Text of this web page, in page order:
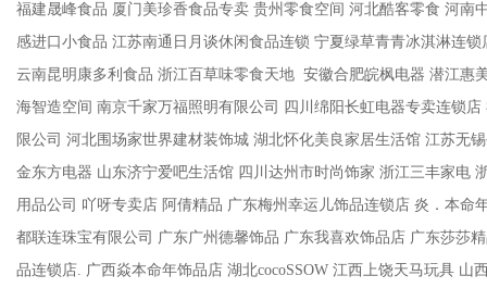
福建晟峰食品 厦门美珍香食品专卖 贵州零食空间 河北酷客零食 河南
感进口小食品 江苏南通日月谈休闲食品连锁 宁夏绿草青青冰淇淋连
云南昆明康多利食品 浙江百草味零食天地 安徽合肥皖枫电器 潜江惠
海智造空间 南京千家万福照明有限公司 四川绵阳长虹电器专卖连锁
限公司 河北围场家世界建材装饰城 湖北怀化美良家居生活馆 江苏无
金东方电器 山东济宁爱吧生活馆 四川达州市时尚饰家 浙江三丰家电
用品公司 吖呀专卖店 阿倩精品 广东梅州幸运儿饰品连锁店 炎．本命
都联连珠宝有限公司 广东广州德馨饰品 广东我喜欢饰品店 广东莎莎
品连锁店. 广西焱本命年饰品店 湖北cocoSSOW 江西上饶天马玩具 山